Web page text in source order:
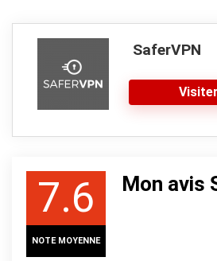
SaferVPN
7.6
NOTE MOYENNE
Mon avis